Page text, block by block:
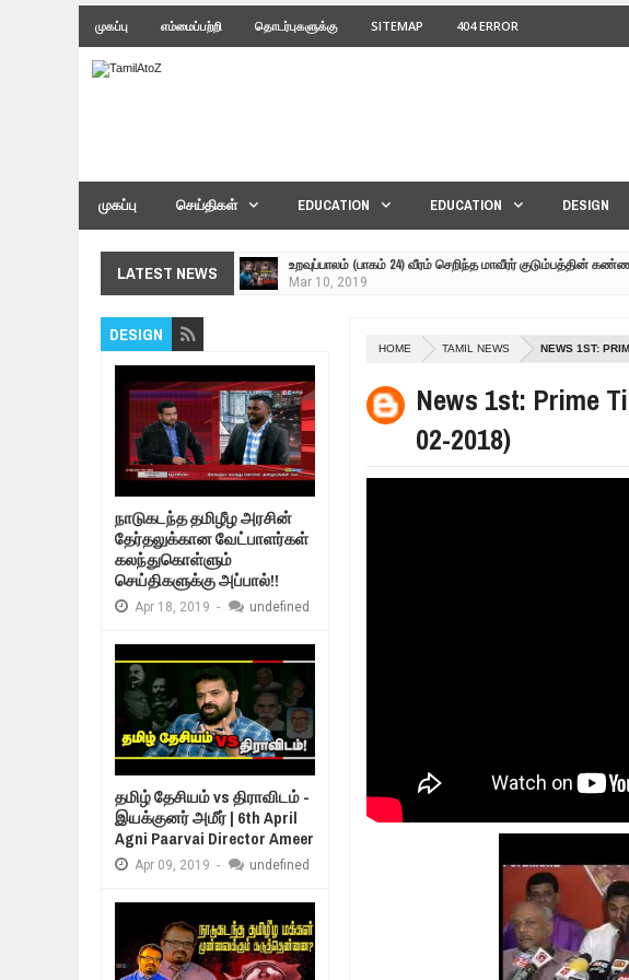
முகப்பு எம்மைப்பற்றி தொடர்புகளுக்கு SITEMAP 404 ERROR
முகப்பு செய்திகள் EDUCATION EDUCATION DESIGN
LATEST NEWS உறவுப்பாலம் (பாகம் 24) வீரம் செறிந்த மாவீரர் குடும்பத்தின்
Mar 10, 2019
மக்கள் போராட்டம் ஜெனீவாவிலிருந்து நேரலை!! | GENEVA LIVE
Mar
MORE INTERNATIONAL NGOS ARE FAVOURING THE TAMIL
Feb
நிர்க்கதி ஆக்கப்பட்டவர்களின் நீளும் கண்ணீர் கதை !!
உலக நாடுகளே கண்டு அஞ்சும் தமிழனின் வரலாற்று
Feb
Feb
தமிழ் தேசியம் VS திராவிடம் - இயக்குனர் அமீர் | 6TH APRIL AGNI
Apr
நாடுகடந்த தமிழீழ மக்கள் முன்வைக்கும் கருத்தென்னை?? | 30TH
Apr 03,
HOME TAMIL NEWS NEWS 1ST:
News 1st: Prime
02-2018)
DESIGN
நாடுகடந்த தமிழீழ அரசின்
தேர்தலுக்கான வேட்பாளர்கள்
கலந்துகொள்ளும்
செய்திகளுக்கு அப்பால்!!
Apr 18, 2019 - undefined
தமிழ் தேசியம் vs திராவிடம் -
இயக்குனர் அமீர் | 6th April
Agni Paarvai Director Ameer
Apr 09, 2019 - undefined